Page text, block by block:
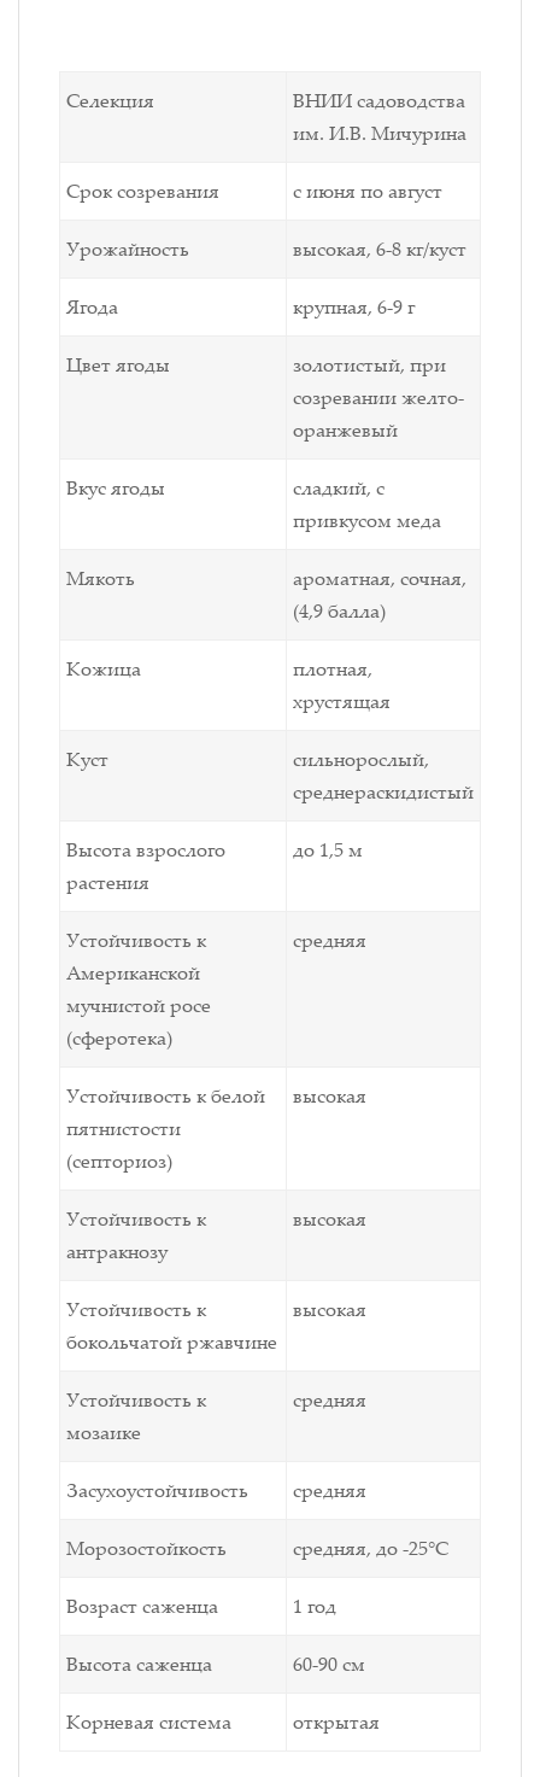
Селекция
ВНИИ садоводства
им. И.В. Мичурина
Срок созревания с июня по август
Урожайность высокая, 6-8 кг/куст
Ягода крупная, 6-9 г
Цвет ягоды
золотистый, при
созревании желто-
оранжевый
Вкус ягоды
сладкий, с
привкусом меда
Мякоть
ароматная, сочная,
(4,9 балла)
Кожица
плотная,
хрустящая
Куст
сильнорослый,
среднераскидистый
Высота взрослого
растения
до 1,5 м
Устойчивость к
Американской
мучнистой росе
(сферотека)
средняя
Устойчивость к белой
пятнистости
(септориоз)
высокая
Устойчивость к
антракнозу
высокая
Устойчивость к
бокольчатой ржавчине
высокая
Устойчивость к
мозаике
средняя
Засухоустойчивость средняя
Морозостойкость средняя, до -25°С
Возраст саженца 1 год
Высота саженца 60-90 см
Корневая система открытая